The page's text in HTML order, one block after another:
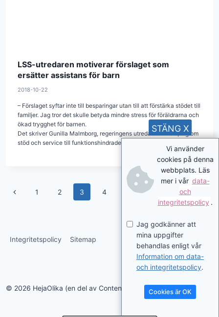
LSS-utredaren motiverar förslaget som
ersätter assistans för barn
2018-10-22
– Förslaget syftar inte till besparingar utan till att förstärka stödet till
familjer. Jag tror det skulle betyda mindre stress för föräldrarna och
ökad trygghet för barnen.
Det skriver Gunilla Malmborg, regeringens utredare av LSS, lag om
stöd och service till funktionshindrade.
Page
Previous1 2 3 4 …
Next
Page
Integritetspolicy Sitemap
© 2026 HejaOlika (en del av Contentverkstan.se)
Vi använder
cookies på denna
webbplats. Läs
mer i vår data-
och
integritetspolicy .
Jag godkänner att
mina uppgifter
behandlas enligt vår
Information om data-
och integritetspolicy.
Cookies är OK
STÄNG X